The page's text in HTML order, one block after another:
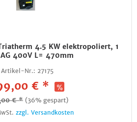
4.5 KW elektropoliert, 1
400V L= 470mm
Artikel-Nr.: 27175
€ *
€ * (36% gespart)
zzgl. Versandkosten